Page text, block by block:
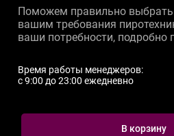
Поможем правильно
вашим требования
ваши потребности, подробно
Время работы менеджеров:
c 9:00 до 23:00 ежедневно
В корзину